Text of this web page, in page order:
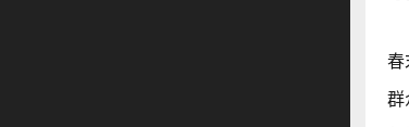
春
群